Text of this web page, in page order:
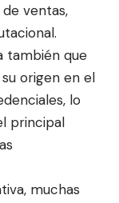
ventas,
también que
origen en el
lo
principal
muchas